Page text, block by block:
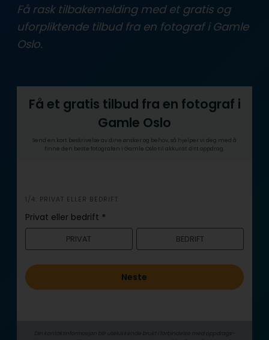
Få rask tilbakemelding med et gratis og
uforpliktende tilbud fra en fotograf i Gamle
Oslo.
Få et gratis tilbud fra en fotograf i
Gamle Oslo
Send en kort beskrivelse av dine ønsker og behov, så hjelper vi deg med å
finne den beste fotografen i Gamle Oslo til akkurat ditt oppdrag.
i
n
n
o
d
1/4: PRIVAT ELLER BEDRIFT
Privat eller bedrift *
PRIVAT BEDRIFT
Neste
Din kontaktinformasjon blir utelukkende brukt i forbindelse med oppdrags­